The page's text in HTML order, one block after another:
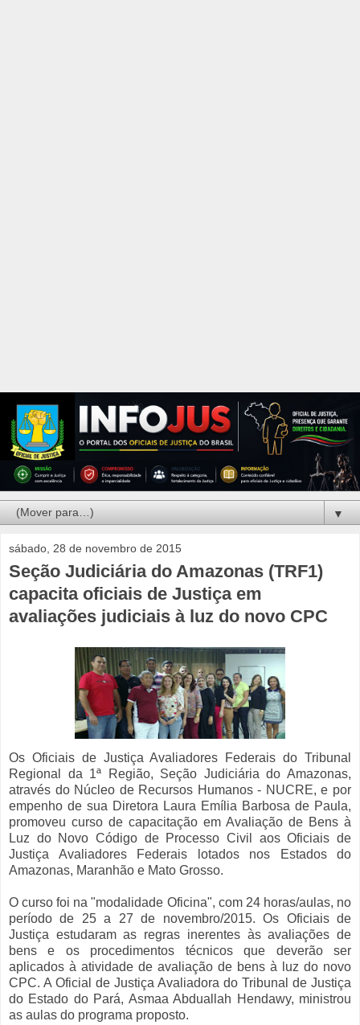
▼
sábado, 28 de novembro de 2015
Seção Judiciária do Amazonas (TRF1)
capacita oficiais de Justiça em
avaliações judiciais à luz do novo CPC
Os Oficiais de Justiça Avaliadores Federais do Tribunal
Regional da 1ª Região, Seção Judiciária do Amazonas,
através do Núcleo de Recursos Humanos - NUCRE, e por
empenho de sua Diretora Laura Emília Barbosa de Paula,
promoveu curso de capacitação em Avaliação de Bens à
Luz do Novo Código de Processo Civil aos Oficiais de
Justiça Avaliadores Federais lotados nos Estados do
Amazonas, Maranhão e Mato Grosso.
O curso foi na "modalidade Oficina", com 24 horas/aulas, no
período de 25 a 27 de novembro/2015. Os Oficiais de
Justiça estudaram as regras inerentes às avaliações de
bens e os procedimentos técnicos que deverão ser
aplicados à atividade de avaliação de bens à luz do novo
CPC. A Oficial de Justiça Avaliadora do Tribunal de Justiça
do Estado do Pará, Asmaa Abduallah Hendawy, ministrou
as aulas do programa proposto.